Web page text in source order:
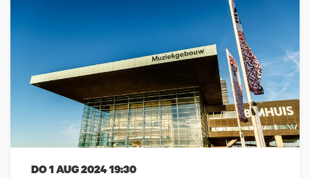
DO 1 AUG 202419:30